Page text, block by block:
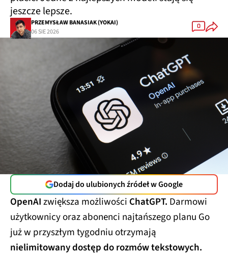
jeszcze lepsze.
PRZEMYSŁAW BANASIAK (YOKAI)
06 SIE 2026
0
Dodaj do ulubionych źródeł w Google
OpenAIzwiększa możliwości ChatGPT. Darmowi
użytkownicy oraz abonenci najtańszego planu Go
już w przyszłym tygodniu otrzymają
nielimitowany dostęp do rozmów tekstowych.